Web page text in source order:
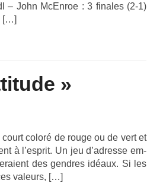
– John McEn­roe : 3 fin­ales (2-1)
[…]
»
court coloré de rouge ou de vert et
à l’esprit. Un jeu d’ad­resse em­
des gendres idéaux. Si les
valeurs, […]